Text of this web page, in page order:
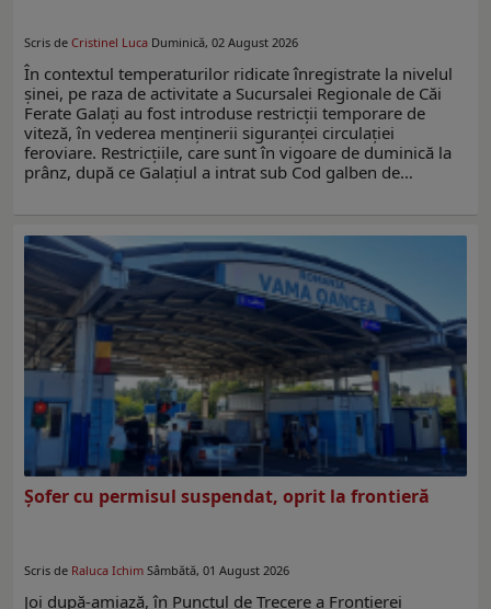
Scris de Cristinel Luca Duminică, 02 August 2026
În contextul temperaturilor ridicate înregistrate la nivelul
șinei, pe raza de activitate a Sucursalei Regionale de Căi
Ferate Galați au fost introduse restricții temporare de
viteză, în vederea menținerii siguranței circulației
feroviare. Restricțiile, care sunt în vigoare de duminică la
prânz, după ce Galațiul a intrat sub Cod galben de…
Șofer cu permisul suspendat, oprit la frontieră
Scris de Raluca Ichim Sâmbătă, 01 August 2026
Joi după-amiază, în Punctul de Trecere a Frontierei